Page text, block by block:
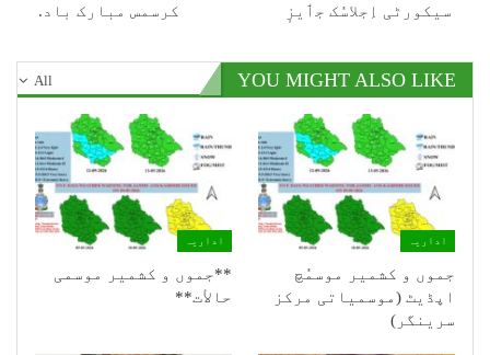
سیکورٹی اِجلاسُک جٲیزٕ
کرسمس مبارک باد.
All YOU MIGHT ALSO LIKE
اداریہ
جموں و کشمیر موسمُچ
اپڈیٹ (موسمیاتی مرکز
سرینگر)
اداریہ
**جموں و كشمیر موسمی
حالأت**